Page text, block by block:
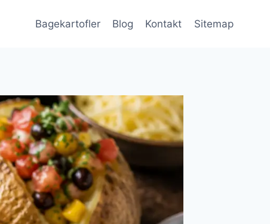
Bagekartofler Blog Kontakt Sitemap